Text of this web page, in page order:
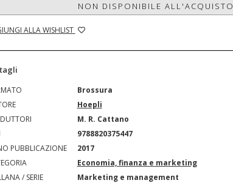
NON DISPONIBILE ALL'ACQUISTO
ALLA WISHLIST
Brossura
Hoepli
M. R. Cattano
9788820375447
PUBBLICAZIONE
2017
Economia, finanza e marketing
/ SERIE
Marketing e management